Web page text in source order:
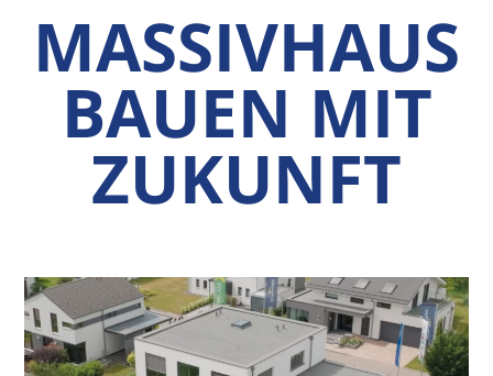
MASSIVHAUS
BAUEN MIT
ZUKUNFT